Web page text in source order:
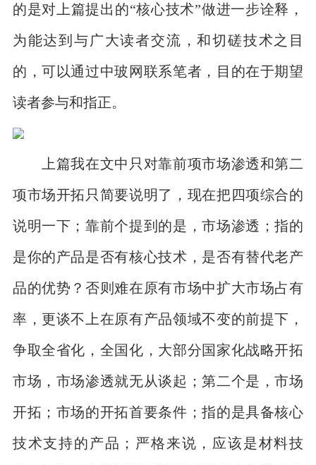
的是对上篇提出的“核心技术”做进一步诠释，
为能达到与广大读者交流，和切磋技术之目
的，可以通过中玻网联系笔者，目的在于期望
读者参与和指正。
上篇我在文中只对靠前项市场渗透和第二
项市场开拓只简要说明了，现在把四项综合的
说明一下；靠前个提到的是，市场渗透；指的
是你的产品是否有核心技术，是否有替代老产
品的优势？否则难在原有市场中扩大市场占有
率，更谈不上在原有产品领域不变的前提下，
争取全省化，全国化，大部分国家化战略开拓
市场，市场渗透就无从谈起；第二个是，市场
开拓；市场的开拓首要条件；指的是具备核心
技术支持的产品；严格来说，应该是材料技